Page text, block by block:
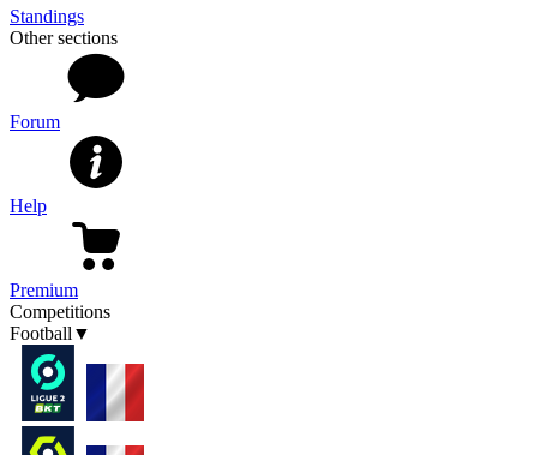
Standings
Other sections
Forum
Help
Premium
Competitions
Football ▼